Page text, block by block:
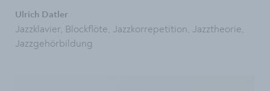
Ulrich Datler
Jazzklavier, Blockflöte, Jazzkorrepetition, Jazztheorie,
Jazzgehörbildung